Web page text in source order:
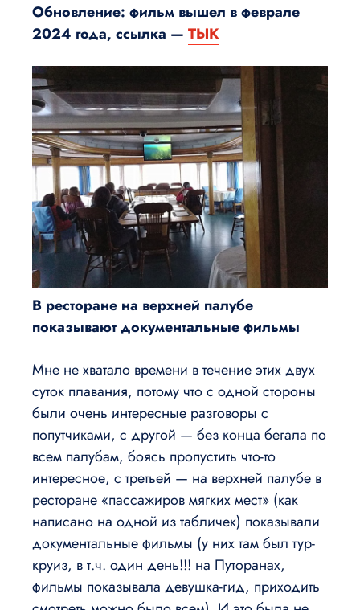
Обновление: фильм вышел в феврале
2024 года, ссылка — ТЫК
В ресторане на верхней палубе
показывают документальные фильмы
Мне не хватало времени в течение этих двух
суток плавания, потому что с одной стороны
были очень интересные разговоры с
попутчиками, с другой — без конца бегала по
всем палубам, боясь пропустить что-то
интересное, с третьей — на верхней палубе в
ресторане «пассажиров мягких мест» (как
написано на одной из табличек) показывали
документальные фильмы (у них там был тур-
круиз, в т.ч. один день!!! на Путоранах,
фильмы показывала девушка-гид, приходить